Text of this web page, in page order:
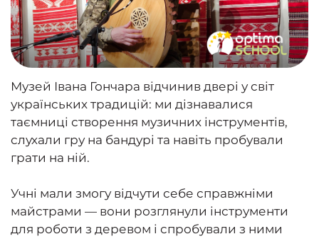
Музей Івана Гончара відчинив двері у світ
українських традицій: ми дізнавалися
таємниці створення музичних інструментів,
слухали гру на бандурі та навіть пробували
грати на ній.
Учні мали змогу відчути себе справжніми
майстрами — вони розглянули інструменти
для роботи з деревом і спробували з ними